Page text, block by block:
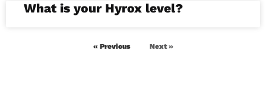
What is your Hyrox level?
« Previous Next »